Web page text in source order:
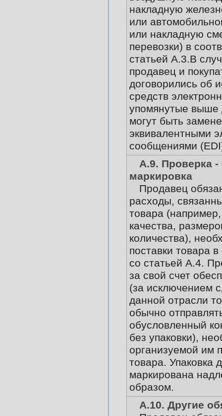
накладную
или
или накладную
перевозки) в
статьей А.3.В
продавец и
договорились об
средств
упомянутые выше
могут быть
эквивалентными
сообщениями
А.9. Проверка -
маркировка
Продавец
расходы,
товара
качества,
количества),
поставки товара в
со статьей А.4.
за свой счет
(за исключением
данной отрасли
обычно
обусловленный
без упаковки),
организуемой им
товара. Упаковка
маркирована
образом.
А.10. Другие